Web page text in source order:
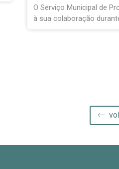
Na próxima segunda-
tendo em conta as